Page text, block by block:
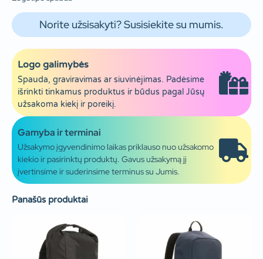
Norite užsisakyti? Susisiekite su mumis.
Logo galimybės
Spauda, graviravimas ar siuvinėjimas. Padėsime
išrinkti tinkamus produktus ir būdus pagal Jūsų
užsakoma kiekį ir poreikį.
Gamyba ir terminai
Užsakymo įgyvendinimo laikas priklauso nuo užsakomo
kiekio ir pasirinktų produktų. Gavus užsakymą jį
įvertinsime ir suderinsime terminus su Jumis.
Panašūs produktai